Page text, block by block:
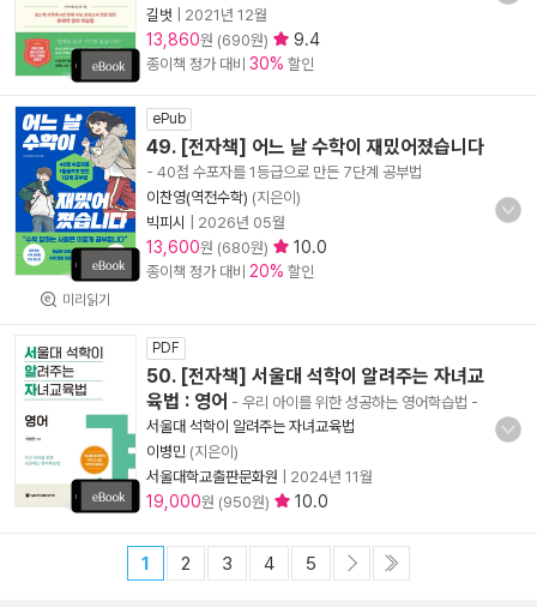
길벗
2021년 12월
13,860원 (690원) 9.4
종이책 정가 대비 30% 할인
미리읽기
ePub
49. [전자책] 어느 날 수학이 재밌어졌습니다
- 40점 수포자를 1등급으로 만든 7단계 공부법
이찬영(역전수학) (지은이)
빅피시
2026년 05월
13,600원 (680원) 10.0
종이책 정가 대비 20% 할인
PDF
50. [전자책] 서울대 석학이 알려주는 자녀교
육법 : 영어 - 우리 아이를 위한 성공하는 영어학습법 -
서울대 석학이 알려주는 자녀교육법
이병민 (지은이)
서울대학교출판문화원
2024년 11월
19,000원 (950원) 10.0
1 2 3 4 5